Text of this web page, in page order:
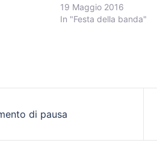
19 Maggio 2016
In "Festa della banda"
di pausa